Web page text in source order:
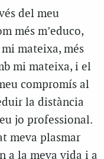
del meu
més m’educo,
mateixa, més
mi mateixa, i el
compromís al
la distància
jo professional.
meva plasmar
a la meva vida i a